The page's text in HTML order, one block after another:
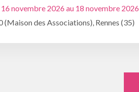
16 novembre 2026 au 18 novembre 2026
(Maison des Associations), Rennes (35)